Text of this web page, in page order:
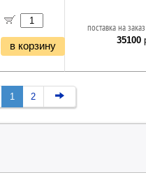
в корзину
поставка на
35100
1 2